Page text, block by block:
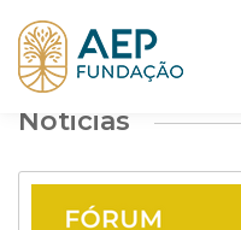
Noticias